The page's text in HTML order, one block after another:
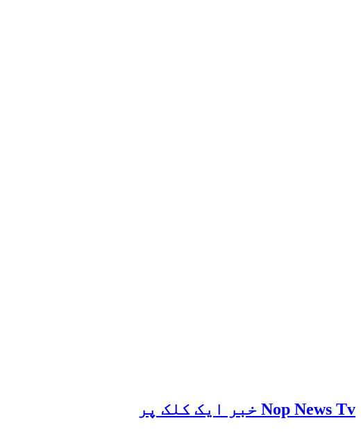
Nop News Tv خبر ایک کلک پر